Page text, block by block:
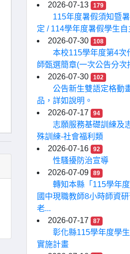
2026-07-13
179
115年度暑假須知暨
定 / 114學年度暑假學生自
2026-07-30
108
本校115學年度第4次
師甄選簡章(一次公告分次
2026-07-30
102
公告新生雙語定格動
品，詳如說明。
2026-07-17
94
志願服務基礎訓練及
殊訓練-社會福利類
2026-07-16
92
性騷擾防治宣導
2026-07-09
89
轉知本縣「115學年
國中現職教師8小時師資
老...
2026-07-17
87
彰化縣115學年度學
實施計畫